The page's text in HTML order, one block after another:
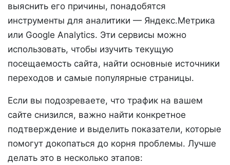
выяснить его причины, понадобятся
инструменты для аналитики — Яндекс.Метрика
или Google Analytics. Эти сервисы можно
использовать, чтобы изучить текущую
посещаемость сайта, найти основные источники
переходов и самые популярные страницы.
Если вы подозреваете, что трафик на вашем
сайте снизился, важно найти конкретное
подтверждение и выделить показатели, которые
помогут докопаться до корня проблемы. Лучше
делать это в несколько этапов: